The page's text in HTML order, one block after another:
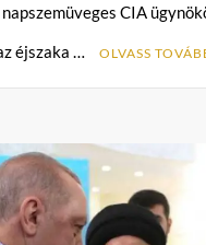
CIA
éjszaka …
OLVASS